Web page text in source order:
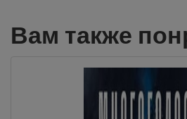
Вам также